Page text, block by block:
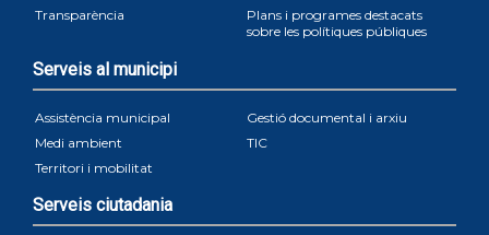
Transparència
Plans i programes destacats
sobre les polítiques públiques
Serveis al municipi
Assistència municipal
Gestió documental i arxiu
Medi ambient
TIC
Territori i mobilitat
Serveis ciutadania